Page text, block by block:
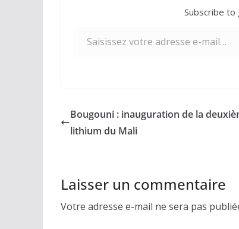
Subscribe
Bougouni : inauguration de la
lithium du Mali
Laisser un commentaire
Votre adresse e-mail ne sera pas